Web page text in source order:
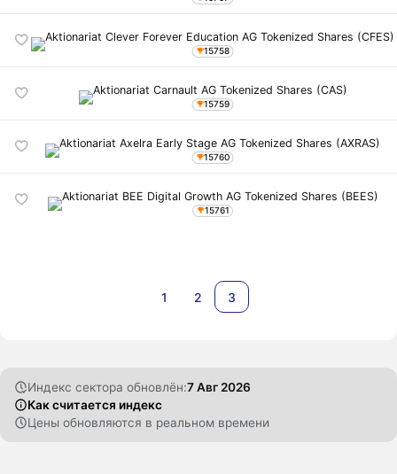
15758
15759
15760
15761
1 2 3
Индекс сектора обновлён:7 Авг 2026
Как считается индекс
Цены обновляются в реальном времени